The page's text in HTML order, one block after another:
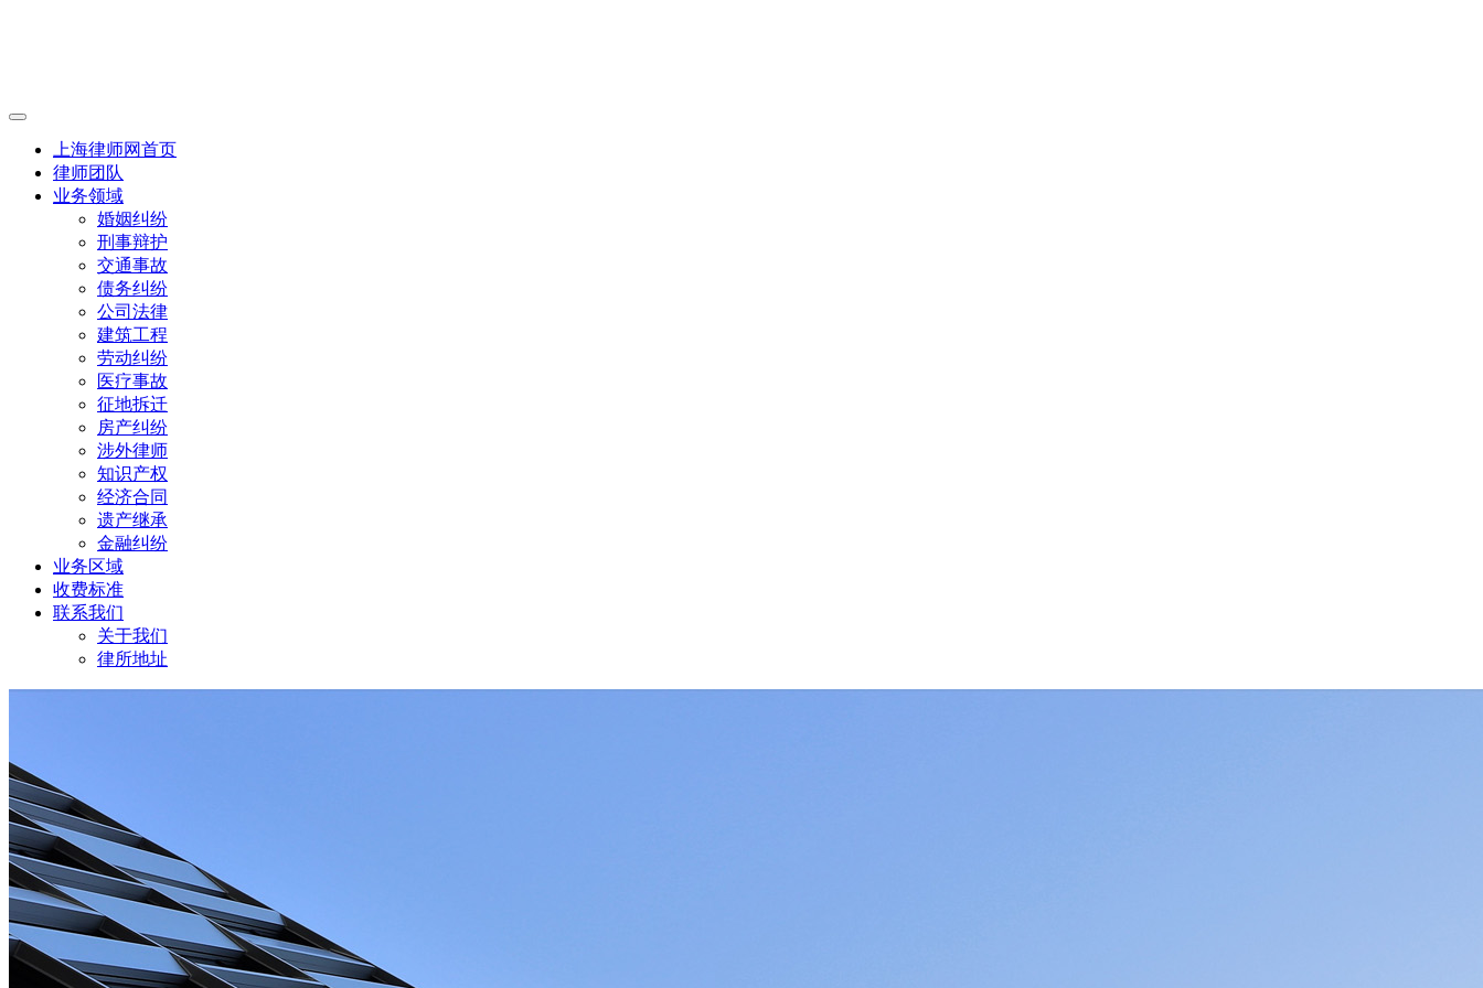
上海律师网首页
律师团队
业务领域
婚姻纠纷
刑事辩护
交通事故
债务纠纷
公司法律
建筑工程
劳动纠纷
医疗事故
征地拆迁
房产纠纷
涉外律师
知识产权
经济合同
遗产继承
金融纠纷
业务区域
收费标准
联系我们
关于我们
律所地址